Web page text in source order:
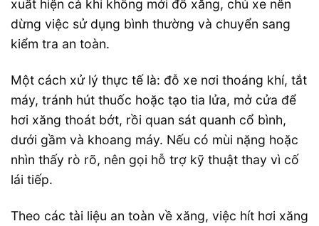
xuất hiện cả khi không mới đổ xăng, chủ xe nên
dừng việc sử dụng bình thường và chuyển sang
kiểm tra an toàn.
Một cách xử lý thực tế là: đỗ xe nơi thoáng khí, tắt
máy, tránh hút thuốc hoặc tạo tia lửa, mở cửa để
hơi xăng thoát bớt, rồi quan sát quanh cổ bình,
dưới gầm và khoang máy. Nếu có mùi nặng hoặc
nhìn thấy rò rõ, nên gọi hỗ trợ kỹ thuật thay vì cố
lái tiếp.
Theo các tài liệu an toàn về xăng, việc hít hơi xăng